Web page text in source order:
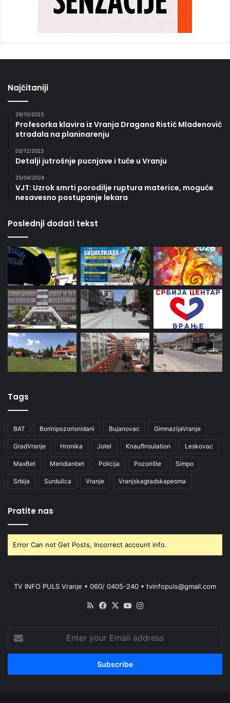
Najčitaniji
29/10/2023
Profesorka klavira iz Vranja Dragana Ristić Mladenović
stradala na planinarenju
03/12/2023
Detalji jutrošnje pucnjave i tuče u Vranju
25/04/2024
VJT: Uzrok smrti porodilje ruptura materice, moguće
nesavesno postupanje lekara
Poslednji dodati tekst
Tags
BAT Borinipozorisnidani Bujanovac GimnazijaVranje
GradVranje Hronika Jotel KnaufInsulation Leskovac
MaxBet Meridianbet Policija Pozorište Simpo
Srbija Surdulica Vranje Vranjskagradskapesma
Pratite nas
Error Can not Get Posts, Incorrect account info.
TV INFO PULS Vranje • 060/ 0405-240 • tvinfopuls@gmail.com
RSS Facebook
X YouTube
your
Email